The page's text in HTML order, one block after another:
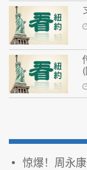
惊爆！周永